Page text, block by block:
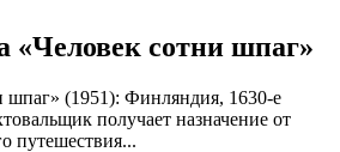
сотни шпаг»
шпаг» (1951): Финляндия, 1630-е
получает назначение от
путешествия...